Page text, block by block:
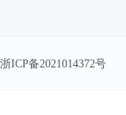
ICP备2021014372号